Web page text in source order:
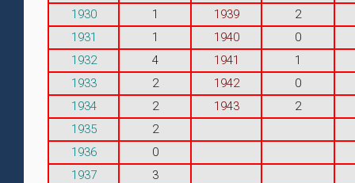
1930 1 1939
2
1931
1 1940
0
1932
4 1941
1
1933
2 1942
0
1934
2 1943
2
1935
2
1936
0
1937
3